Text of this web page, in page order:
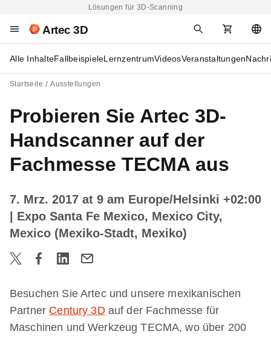
Lösungen für 3D-Scanning
Artec 3D
Alle InhalteFallbeispieleLernzentrumVideosVeranstaltungen
Startseite Ausstellungen
Probieren Sie Artec 3D-
Handscanner auf der
Fachmesse TECMA aus
7. Mrz. 2017 at 9 am Europe/Helsinki +02:00
| Expo Santa Fe Mexico, Mexico City,
Mexico (Mexiko-Stadt, Mexiko)
Besuchen Sie Artec und unsere mexikanischen
Partner Century 3Dauf der Fachmesse für
Maschinen und Werkzeug TECMA, wo über 200